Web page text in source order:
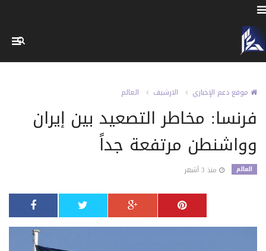
موقع دعم الإخباري الارشيف العالم
فرنسا: مخاطر التصعيد بين إيران
وواشنطن مرتفعة جداً
العالم منذ 3 أشهر